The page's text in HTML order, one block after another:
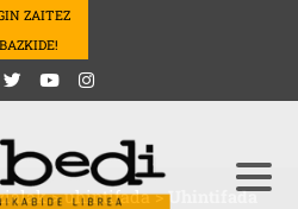
ZAITEZ
BAZKIDE!
>uhintifada>Uhintifada